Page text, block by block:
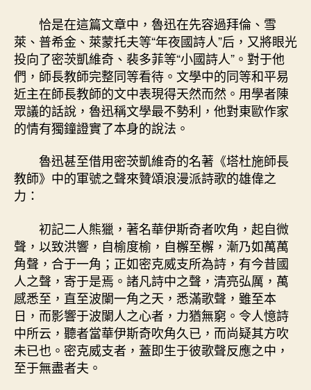
恰是在這篇文章中，魯迅在先容過拜倫、雪
萊、普希金、萊蒙托夫等“年夜國詩人”后，又將眼光
投向了密茨凱維奇、裴多菲等“小國詩人”。對于他
們，師長教師完整同等看待。文學中的同等和平易
近主在師長教師的文中表現得天然而然。用學者陳
眾議的話說，魯迅稱文學最不勢利，他對東歐作家
的情有獨鐘證實了本身的說法。
魯迅甚至借用密茨凱維奇的名著《塔杜施師長
教師》中的軍號之聲來贊頌浪漫派詩歌的雄偉之
力：
初記二人熊獵，著名華伊斯奇者吹角，起自微
聲，以致洪響，自榆度榆，自檞至檞，漸乃如萬萬
角聲，合于一角；正如密克威支所為詩，有今昔國
人之聲，寄于是焉。諸凡詩中之聲，清亮弘厲，萬
感悉至，直至波闌一角之天，悉滿歌聲，雖至本
日，而影響于波闌人之心者，力猶無窮。令人憶詩
中所云，聽者當華伊斯奇吹角久已，而尚疑其方吹
未已也。密克威支者，蓋即生于彼歌聲反應之中，
至于無盡者夫。